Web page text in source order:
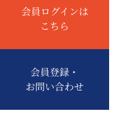
会員ログインは
こちら
会員登録・
お問い合わせ